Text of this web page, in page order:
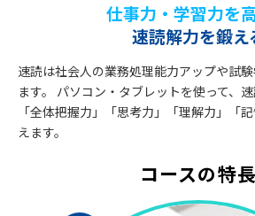
仕事力・学習力を
速読解力を鍛え
速読は社会人の業務処理能力アップや試
ます。
パソコン・タブレットを使って、
「全体把握力」「思考力」「理解力」「
えます。
コースの特長